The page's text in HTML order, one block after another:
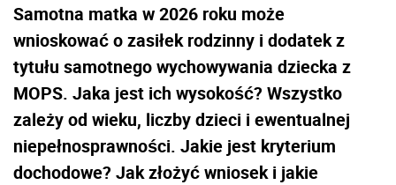
Samotna matka w 2026 roku może
wnioskować o zasiłek rodzinny i dodatek z
tytułu samotnego wychowywania dziecka z
MOPS. Jaka jest ich wysokość? Wszystko
zależy od wieku, liczby dzieci i ewentualnej
niepełnosprawności. Jakie jest kryterium
dochodowe? Jak złożyć wniosek i jakie